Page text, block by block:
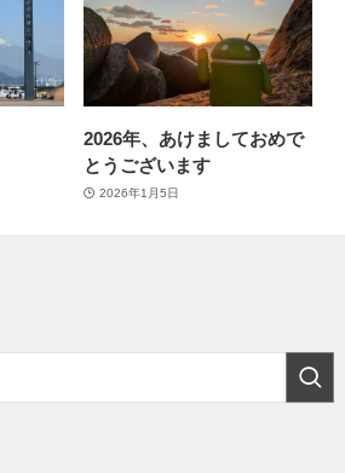
2026年、あけましておめで
とうございます
2026年1月5日